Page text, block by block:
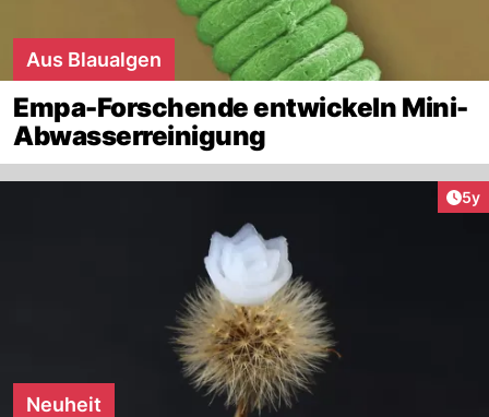
Aus Blaualgen
Empa-Forschende entwickeln Mini-
Abwasserreinigung
5y
Neuheit